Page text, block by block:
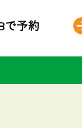
で予約